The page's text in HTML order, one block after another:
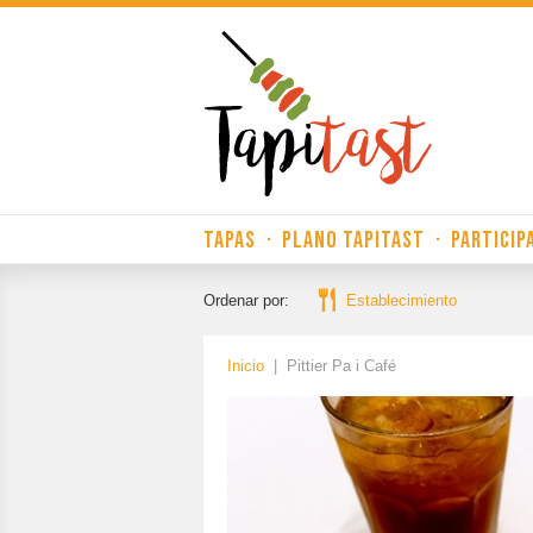
TAPAS · PLANO TAPITAST ·
Ordenar por: Establecimiento
Inicio Pittier Pa i Café